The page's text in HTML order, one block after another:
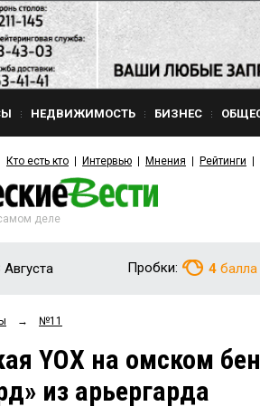
НЕДВИЖИМОСТЬ БИЗНЕС
Кто есть кто Интервью Мнения Рейтинги
деле
Пробки: 4 балла
→ №11
YOХ на омском
из арьергарда